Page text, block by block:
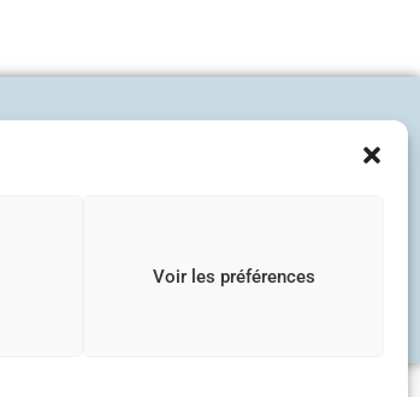
Voir les préférences